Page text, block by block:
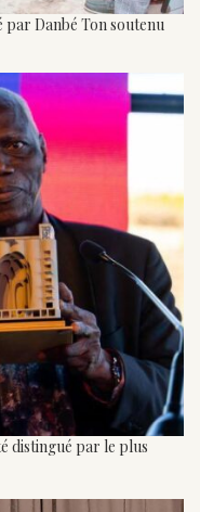
Danbé Ton soutenu
distingué par le plus